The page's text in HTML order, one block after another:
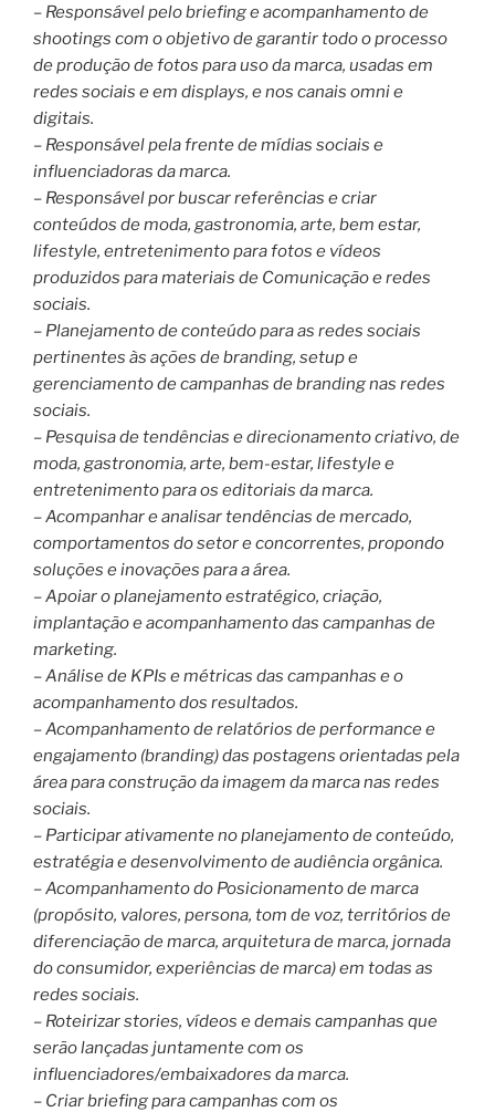
– Responsável pelo briefing e acompanhamento de
shootings com o objetivo de garantir todo o processo
de produção de fotos para uso da marca, usadas em
redes sociais e em displays, e nos canais omni e
digitais.
– Responsável pela frente de mídias sociais e
influenciadoras da marca.
– Responsável por buscar referências e criar
conteúdos de moda, gastronomia, arte, bem estar,
lifestyle, entretenimento para fotos e vídeos
produzidos para materiais de Comunicação e redes
sociais.
– Planejamento de conteúdo para as redes sociais
pertinentes às ações de branding, setup e
gerenciamento de campanhas de branding nas redes
sociais.
– Pesquisa de tendências e direcionamento criativo, de
moda, gastronomia, arte, bem-estar, lifestyle e
entretenimento para os editoriais da marca.
– Acompanhar e analisar tendências de mercado,
comportamentos do setor e concorrentes, propondo
soluções e inovações para a área.
– Apoiar o planejamento estratégico, criação,
implantação e acompanhamento das campanhas de
marketing.
– Análise de KPIs e métricas das campanhas e o
acompanhamento dos resultados.
– Acompanhamento de relatórios de performance e
engajamento (branding) das postagens orientadas pela
área para construção da imagem da marca nas redes
sociais.
– Participar ativamente no planejamento de conteúdo,
estratégia e desenvolvimento de audiência orgânica.
– Acompanhamento do Posicionamento de marca
(propósito, valores, persona, tom de voz, territórios de
diferenciação de marca, arquitetura de marca, jornada
do consumidor, experiências de marca) em todas as
redes sociais.
– Roteirizar stories, vídeos e demais campanhas que
serão lançadas juntamente com os
influenciadores/embaixadores da marca.
– Criar briefing para campanhas com os